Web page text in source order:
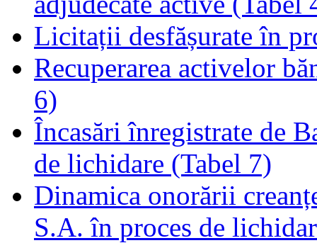
Licitații desfășurate în
Recuperarea activelor
6)
Încasări înregistrate de
de lichidare (Tabel 7)
Dinamica onorării
S.A. în proces de